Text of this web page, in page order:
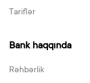
Tariflər
Bank haqqında
Rəhbərlik